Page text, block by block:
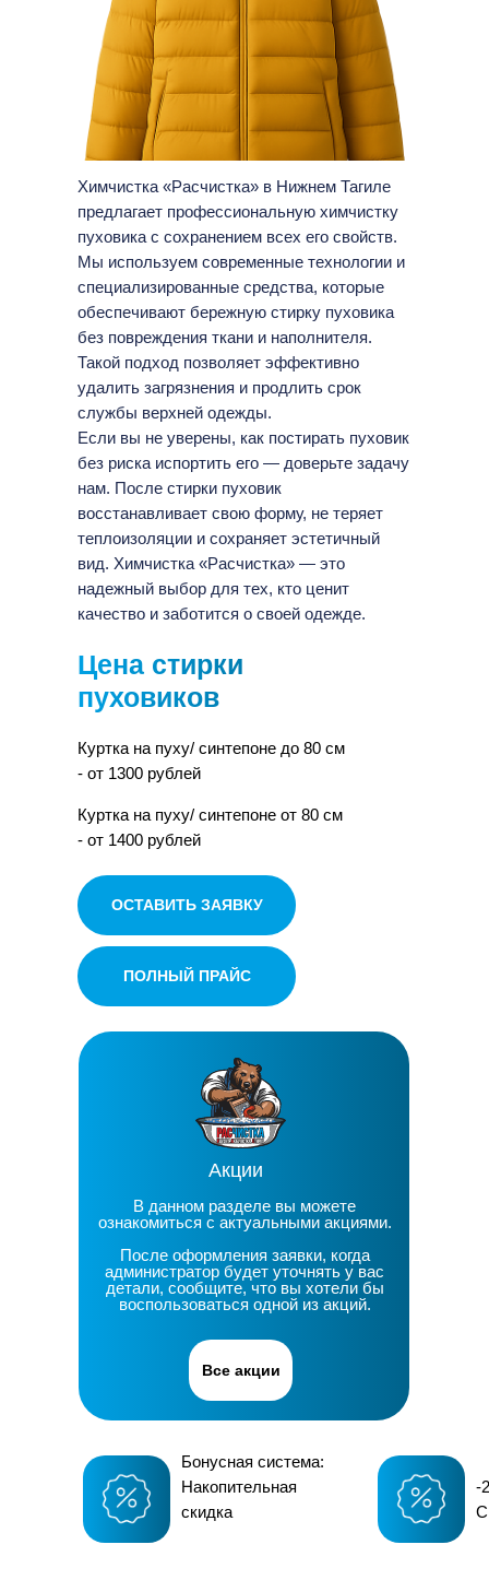
ОСТАВИТЬ ЗАЯВКУ
ПОЛНЫЙ ПРАЙС
Куртка на пуху/ синтепоне от 80 см
- от 1400 рублей
Куртка на пуху/ синтепоне до 80 см
- от 1300 рублей
Цена стирки
пуховиков
Химчистка «Расчистка» в Нижнем Тагиле
предлагает профессиональную химчистку
пуховика с сохранением всех его свойств.
Мы используем современные технологии и
специализированные средства, которые
обеспечивают бережную стирку пуховика
без повреждения ткани и наполнителя.
Такой подход позволяет эффективно
удалить загрязнения и продлить срок
службы верхней одежды.
Если вы не уверены, как постирать пуховик
без риска испортить его — доверьте задачу
нам. После стирки пуховик
восстанавливает свою форму, не теряет
теплоизоляции и сохраняет эстетичный
вид. Химчистка «Расчистка» — это
надежный выбор для тех, кто ценит
качество и заботится о своей одежде.
В данном разделе вы можете
ознакомиться с актуальными акциями.
После оформления заявки, когда
администратор будет уточнять у вас
детали, сообщите, что вы хотели бы
воспользоваться одной из акций.
Все акции
Акции
-
Бонусная система:
Накопительная
скидка
Ответы на
популярные
вопросы по
стирке
пуховиков